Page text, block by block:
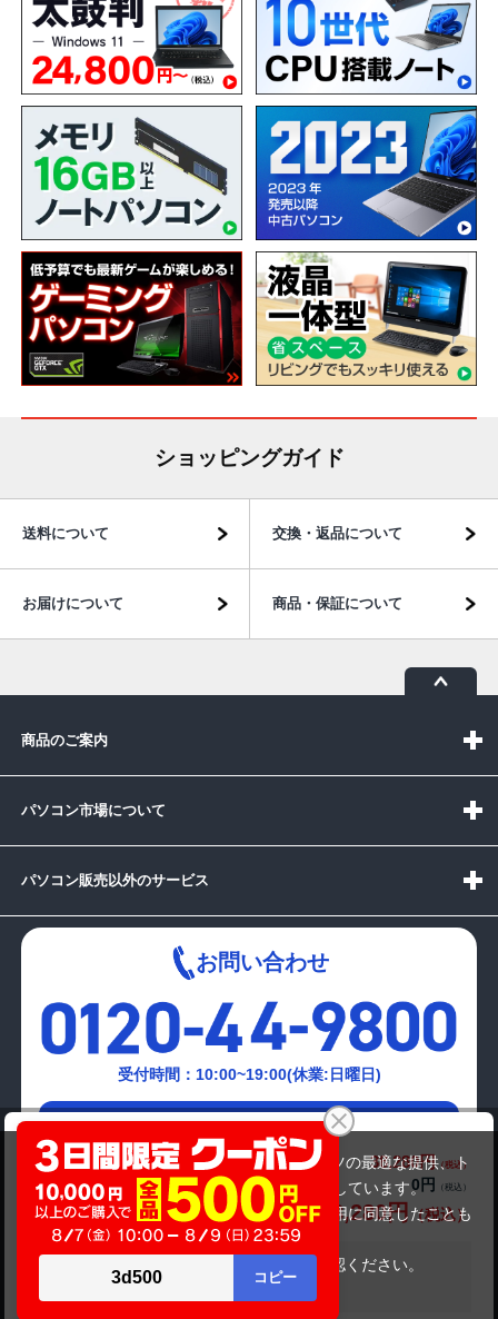
商品価格(税込) 38,280円
49,280円
オプション小計価格(税込)
0円
商品合計価格(税込)
38,280円
在庫がありません
ショッピングガイド
送料について 交換・返品について
お届けについて 商品・保証について
商品のご案内
パソコン市場について
パソコン販売以外のサービス
お問い合わせ
受付時間：10:00~19:00(休業:日曜日)
メールでの
お問い合わせはこちら
当サイトでは利用体験の向上およびコンテンツの最適な提供、ト
ラフィックの分析を目的としてCookieを使用しています。
サイトの閲覧を継続された場合、Cookieの利用に同意したことも
のといたします。
をご確認ください。
承諾する